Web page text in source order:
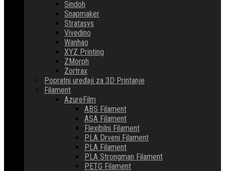
Sindoh
Snapmaker
Stratasys
Vivedino
Wanhao
XYZ Printing
ZMorph
Zortrax
Popratni uređaji za 3D Printanje
Filament
AzureFilm
ABS Filament
ASA Filament
Flexibilni Filament
PLA Drveni Filament
PLA Filament
PLA Strongman Filament
PETG Filament